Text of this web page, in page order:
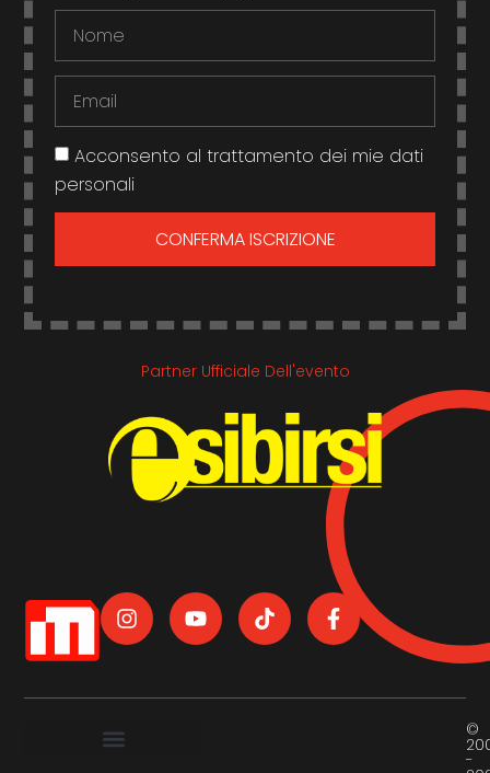
Acconsento al trattamento dei mie dati
personali
CONFERMA ISCRIZIONE
Partner Ufficiale Dell'evento
©
-